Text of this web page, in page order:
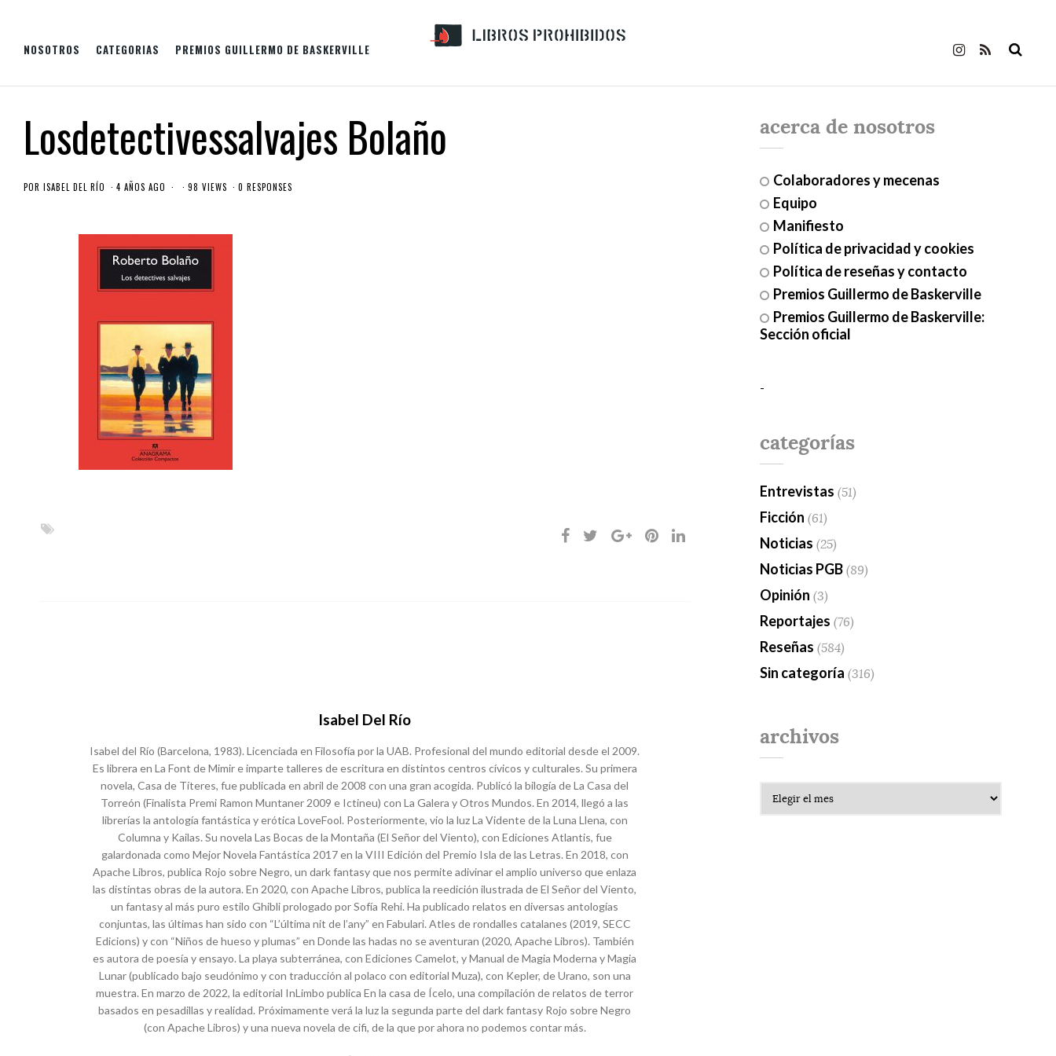
NOSOTROS CATEGORIAS PREMIOS GUILLERMO DE BASKERVILLE
Losdetectivessalvajes Bolaño
POR ISABEL DEL RÍO 4 AÑOS AGO 98 VIEWS 0 RESPONSES
Isabel Del Río
Isabel del Río (Barcelona, 1983). Licenciada en Filosofía por la UAB. Profesional del mundo editorial desde el 2009.
Es librera en La Font de Mimir e imparte talleres de escritura en distintos centros cívicos y culturales. Su primera
novela, Casa de Títeres, fue publicada en abril de 2008 con una gran acogida. Publicó la bilogía de La Casa del
Torreón (Finalista Premi Ramon Muntaner 2009 e Ictineu) con La Galera y Otros Mundos. En 2014, llegó a las
librerías la antología fantástica y erótica LoveFool. Posteriormente, vio la luz La Vidente de la Luna Llena, con
Columna y Kailas. Su novela Las Bocas de la Montaña (El Señor del Viento), con Ediciones Atlantis, fue
galardonada como Mejor Novela Fantástica 2017 en la VIII Edición del Premio Isla de las Letras. En 2018, con
Apache Libros, publica Rojo sobre Negro, un dark fantasy que nos permite adivinar el amplio universo que enlaza
las distintas obras de la autora. En 2020, con Apache Libros, publica la reedición ilustrada de El Señor del Viento,
un fantasy al más puro estilo Ghibli prologado por Sofía Rehi. Ha publicado relatos en diversas antologías
conjuntas, las últimas han sido con “L’última nit de l’any” en Fabulari. Atles de rondalles catalanes (2019, SECC
Edicions) y con “Niños de hueso y plumas” en Donde las hadas no se aventuran (2020, Apache Libros). También
es autora de poesía y ensayo. La playa subterránea, con Ediciones Camelot, y Manual de Magia Moderna y Magia
Lunar (publicado bajo seudónimo y con traducción al polaco con editorial Muza), con Kepler, de Urano, son una
muestra. En marzo de 2022, la editorial InLimbo publica En la casa de Ícelo, una compilación de relatos de terror
basados en pesadillas y realidad. Próximamente verá la luz la segunda parte del dark fantasy Rojo sobre Negro
(con Apache Libros) y una nueva novela de cifi, de la que por ahora no podemos contar más.
acerca de nosotros
Colaboradores y mecenas
Equipo
Manifiesto
Política de privacidad y cookies
Política de reseñas y contacto
Premios Guillermo de Baskerville
Premios Guillermo de Baskerville:
Sección oficial
-
categorías
Entrevistas (51)
Ficción (61)
Noticias (25)
Noticias PGB (89)
Opinión (3)
Reportajes (76)
Reseñas (584)
Sin categoría (316)
archivos